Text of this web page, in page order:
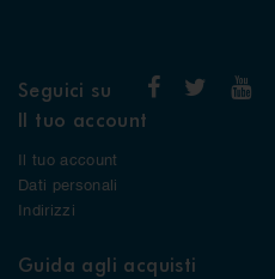
Seguici su
Il tuo account
Il tuo account
Dati personali
Indirizzi
Guida agli acquisti